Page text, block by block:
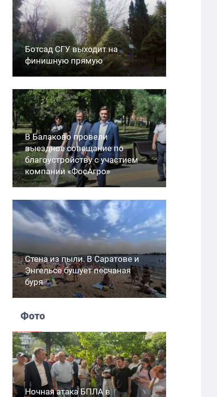
Ботсад СГУ выходит на
финишную прямую
В Балаково провели
выездное совещание по
благоустройству с участием
компании «ФосАгро»
Стена из пыли. В Саратове и
Энгельсе бушует песчаная
буря
Фото
Ночная атака БПЛА в